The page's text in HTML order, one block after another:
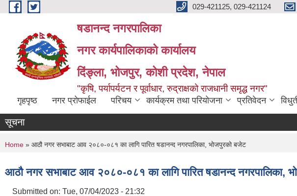
Skip to main content 029-421125, 029-421124
षडानन्द नगरपालिका
नगर कार्यपालिकाको कार्यालय
दिंङ्ला, भोजपुर, कोशी प्रदेश, नेपाल
"कृषि, पर्यापर्यटन र पूर्वाधार, रुद्राक्षको राजधानी समृद्ध नगर"
गृहपृष्ठ नगर प्रोफाईल परिचय कार्यक्रम तथा परियोजना प्रतिवेदन
सूचना
You are here
Home » आठौ नगर सभाबाट आव २०८०-०८१ का लागि पारित षडानन्द नगरपालिका, भोजपुरको बजेट
आठौ नगर सभाबाट आव २०८०-०८१ का लागि पारित षडानन्द नगरपालिका,
Submitted on: Tue, 07/04/2023 - 21:32